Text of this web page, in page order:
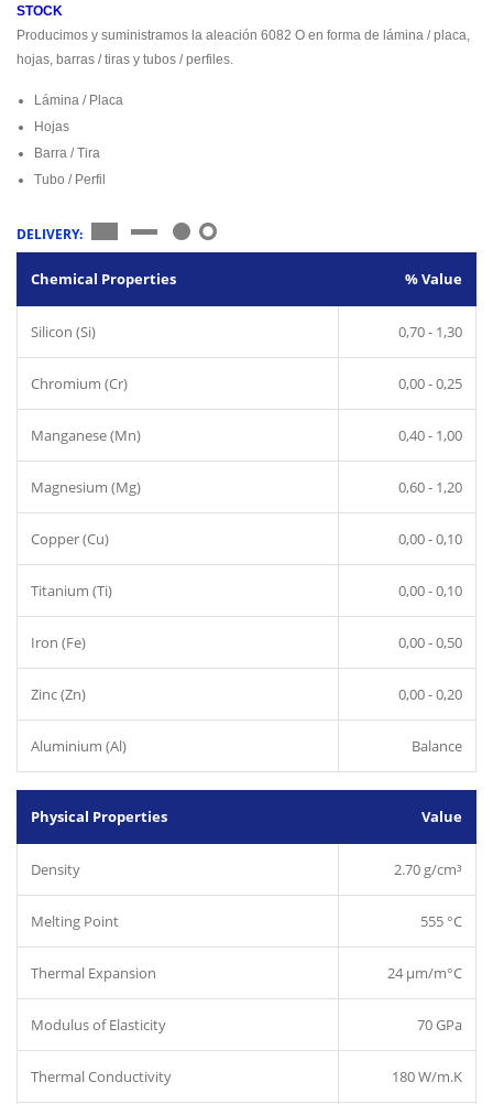
STOCK
Producimos y suministramos la aleación 6082 O en forma de lámina / placa,
hojas, barras / tiras y tubos / perfiles.
Lámina / Placa
Hojas
Barra / Tira
Tubo / Perfil
DELIVERY:
Chemical Properties % Value
Silicon (Si) 0,70 - 1,30
Chromium (Cr) 0,00 - 0,25
Manganese (Mn) 0,40 - 1,00
Magnesium (Mg) 0,60 - 1,20
Copper (Cu) 0,00 - 0,10
Titanium (Ti) 0,00 - 0,10
Iron (Fe) 0,00 - 0,50
Zinc (Zn) 0,00 - 0,20
Aluminium (Al) Balance
Physical Properties Value
Density 2.70 g/cm³
Melting Point 555 °C
Thermal Expansion 24 µm/m°C
Modulus of Elasticity 70 GPa
Thermal Conductivity 180 W/m.K